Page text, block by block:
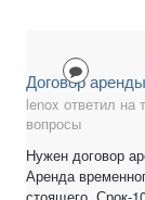
Договор аренды
lenox ответил на
вопросы
Нужен договор
Аренда